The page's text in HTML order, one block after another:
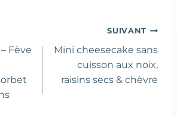
Fève
SUIVANT
Mini cheesecake sans
cuisson aux noix,
raisins secs & chèvre